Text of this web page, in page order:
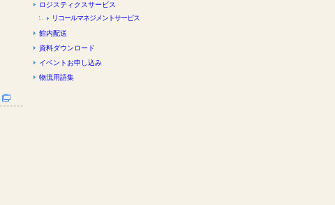
ロジスティクスサービス
リコールマネジメントサービス
館内配送
資料ダウンロード
イベントお申し込み
物流用語集